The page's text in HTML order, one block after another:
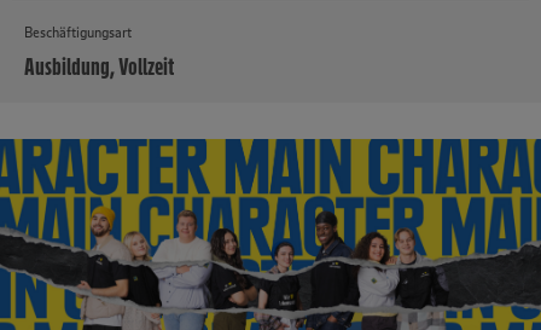
Beschäftigungsart
Ausbildung, Vollzeit